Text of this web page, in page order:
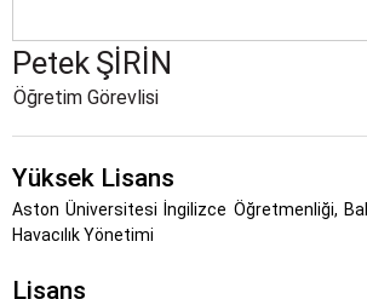
Petek ŞIRIN
Öğretim Görevlisi
Yüksek Lisans
Aston Üniversitesi İngilizce Öğretmenliği,
Havacılık Yönetimi
Lisans